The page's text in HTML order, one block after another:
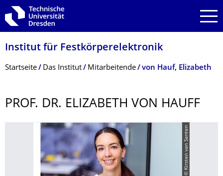
Zur Hauptnavigation springen
Zur Suche springen
Zum Inhalt springen
Institut für Festkörperelektro­nik
Breadcrumb-Menü
Startseite Das Institut Mitarbeitende von Hauf, Elizabeth
PROF. DR. ELIZABETH VON HAUFF
© Kirsten van Santen